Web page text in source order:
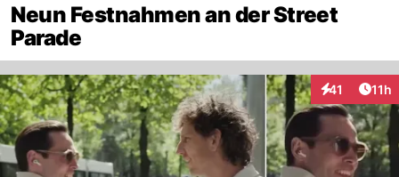
Neun Festnahmen an der Street
Parade
41
Interaktionen
11h